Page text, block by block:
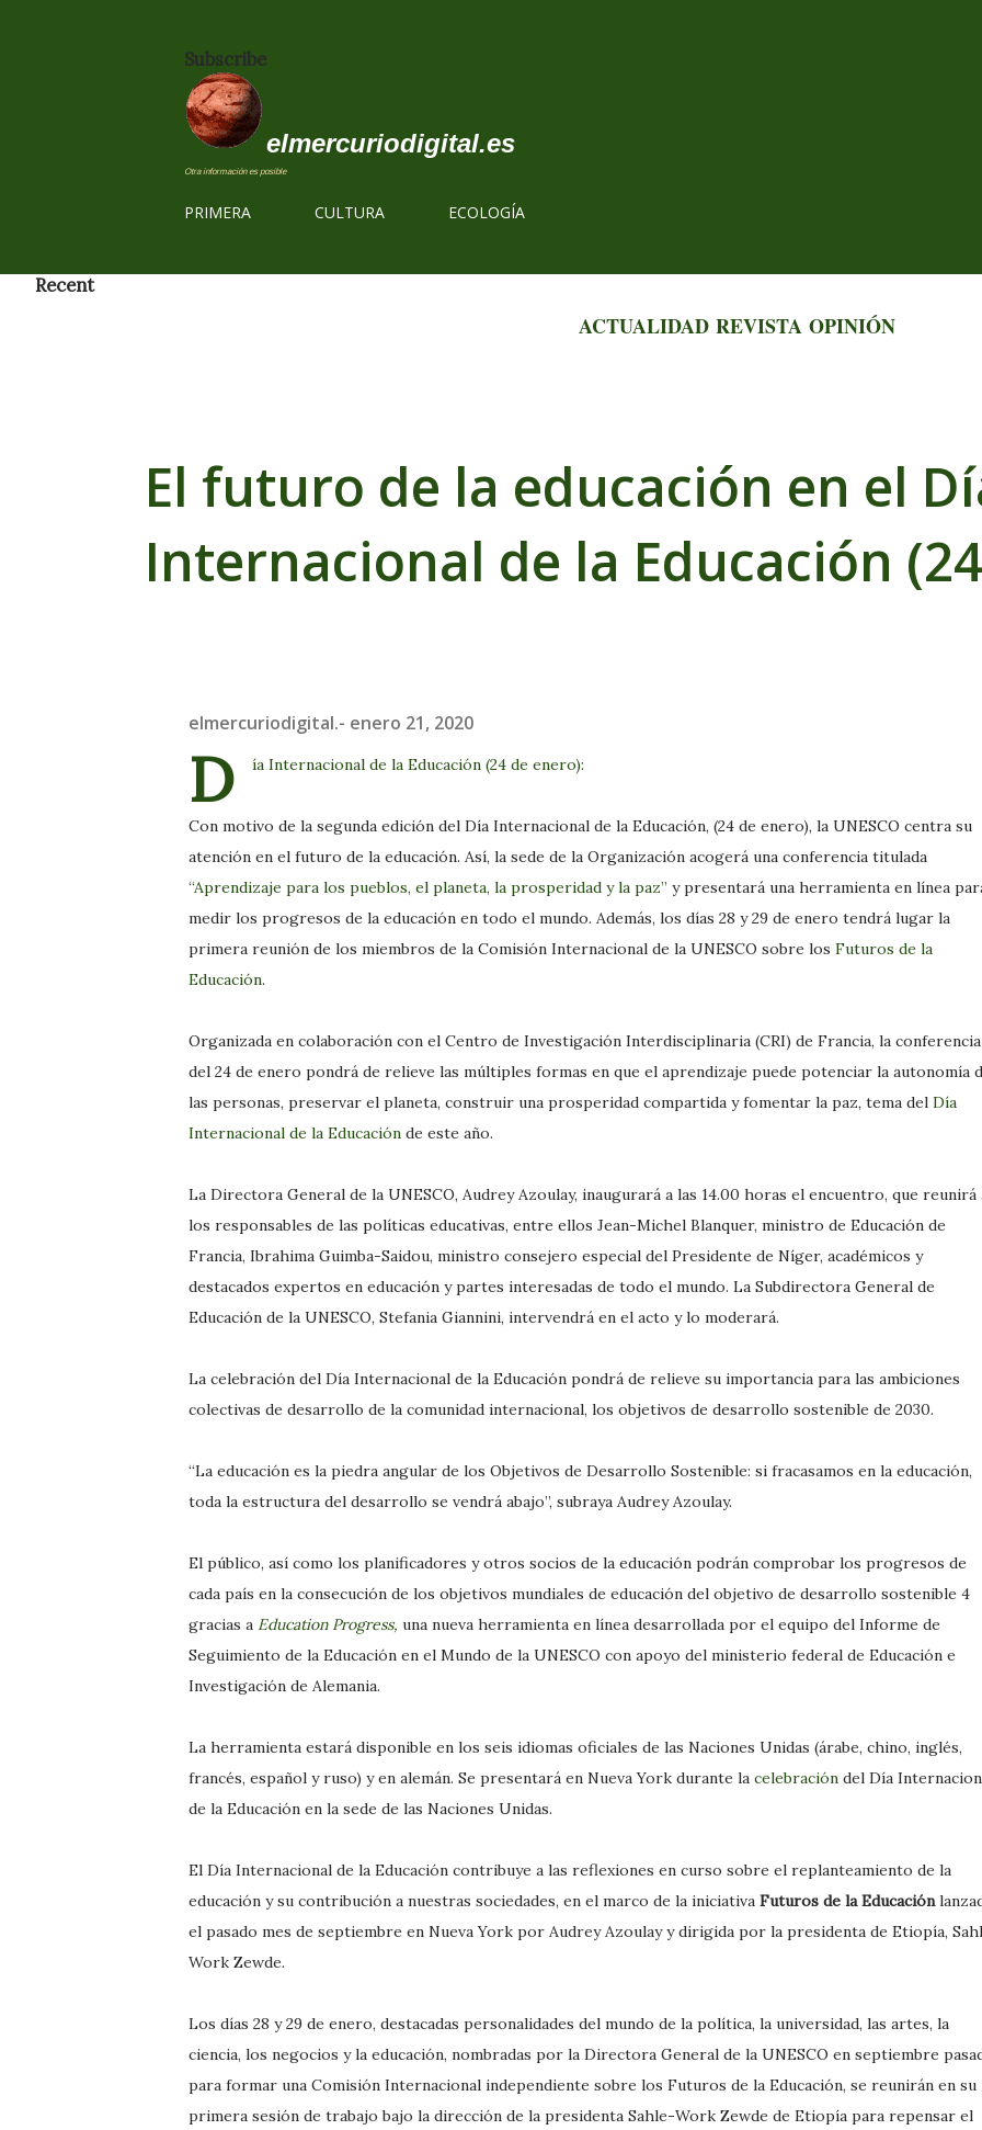
Subscribe
elmercuriodigital.es
Otra información es posible
PRIMERA CULTURA ECOLOGÍA
Recent
ACTUALIDAD REVISTA OPINIÓN
El futuro de la educación en el
Internacional de la Educación
elmercuriodigital.- enero 21, 2020
D ía Internacional de la Educación (24 de enero):
Con motivo de la segunda edición del Día Internacional de la Educación, (24 de enero), la UNESCO centra su
atención en el futuro de la educación. Así, la sede de la Organización acogerá una conferencia titulada
“Aprendizaje para los pueblos, el planeta, la prosperidad y la paz” y presentará una herramienta en línea
medir los progresos de la educación en todo el mundo. Además, los días 28 y 29 de enero tendrá lugar la
primera reunión de los miembros de la Comisión Internacional de la UNESCO sobre los Futuros de la
Educación.
Organizada en colaboración con el Centro de Investigación Interdisciplinaria (CRI) de Francia, la conferencia
del 24 de enero pondrá de relieve las múltiples formas en que el aprendizaje puede potenciar la autonomía
las personas, preservar el planeta, construir una prosperidad compartida y fomentar la paz, tema del Día
Internacional de la Educación de este año.
La Directora General de la UNESCO, Audrey Azoulay, inaugurará a las 14.00 horas el encuentro, que reunirá
los responsables de las políticas educativas, entre ellos Jean-Michel Blanquer, ministro de Educación de
Francia, Ibrahima Guimba-Saidou, ministro consejero especial del Presidente de Níger, académicos y
destacados expertos en educación y partes interesadas de todo el mundo. La Subdirectora General de
Educación de la UNESCO, Stefania Giannini, intervendrá en el acto y lo moderará.
La celebración del Día Internacional de la Educación pondrá de relieve su importancia para las ambiciones
colectivas de desarrollo de la comunidad internacional, los objetivos de desarrollo sostenible de 2030.
“La educación es la piedra angular de los Objetivos de Desarrollo Sostenible: si fracasamos en la educación,
toda la estructura del desarrollo se vendrá abajo”, subraya Audrey Azoulay.
El público, así como los planificadores y otros socios de la educación podrán comprobar los progresos de
cada país en la consecución de los objetivos mundiales de educación del objetivo de desarrollo sostenible 4
gracias a Education Progress, una nueva herramienta en línea desarrollada por el equipo del Informe de
Seguimiento de la Educación en el Mundo de la UNESCO con apoyo del ministerio federal de Educación e
Investigación de Alemania.
La herramienta estará disponible en los seis idiomas oficiales de las Naciones Unidas (árabe, chino, inglés,
francés, español y ruso) y en alemán. Se presentará en Nueva York durante la celebración del Día
de la Educación en la sede de las Naciones Unidas.
El Día Internacional de la Educación contribuye a las reflexiones en curso sobre el replanteamiento de la
educación y su contribución a nuestras sociedades, en el marco de la iniciativa Futuros de la Educación
el pasado mes de septiembre en Nueva York por Audrey Azoulay y dirigida por la presidenta de Etiopía,
Work Zewde.
Los días 28 y 29 de enero, destacadas personalidades del mundo de la política, la universidad, las artes, la
ciencia, los negocios y la educación, nombradas por la Directora General de la UNESCO en septiembre
para formar una Comisión Internacional independiente sobre los Futuros de la Educación, se reunirán en su
primera sesión de trabajo bajo la dirección de la presidenta Sahle-Work Zewde de Etiopía para repensar el